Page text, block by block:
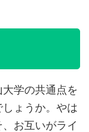
学の共通点を
ょうか。やは
お互いがライ